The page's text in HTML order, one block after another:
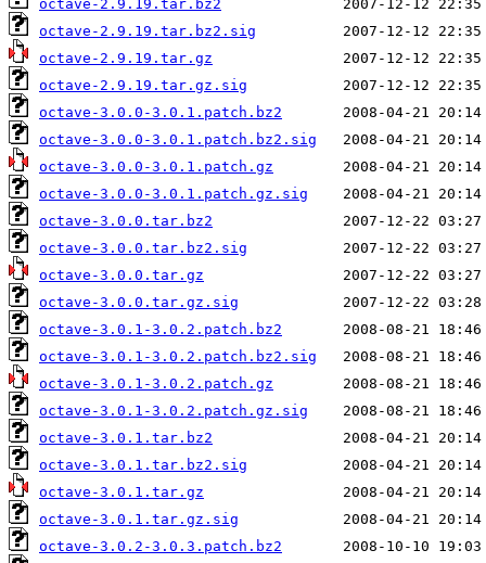
octave-2.9.19.tar.bz2
octave-2.9.19.tar.bz2.sig
octave-2.9.19.tar.gz
octave-2.9.19.tar.gz.sig
octave-3.0.0-3.0.1.patch.bz2
octave-3.0.0-3.0.1.patch.bz2.sig
octave-3.0.0-3.0.1.patch.gz
octave-3.0.0-3.0.1.patch.gz.sig
octave-3.0.0.tar.bz2
octave-3.0.0.tar.bz2.sig
octave-3.0.0.tar.gz
octave-3.0.0.tar.gz.sig
octave-3.0.1-3.0.2.patch.bz2
octave-3.0.1-3.0.2.patch.bz2.sig
octave-3.0.1-3.0.2.patch.gz
octave-3.0.1-3.0.2.patch.gz.sig
octave-3.0.1.tar.bz2
octave-3.0.1.tar.bz2.sig
octave-3.0.1.tar.gz
octave-3.0.1.tar.gz.sig
octave-3.0.2-3.0.3.patch.bz2